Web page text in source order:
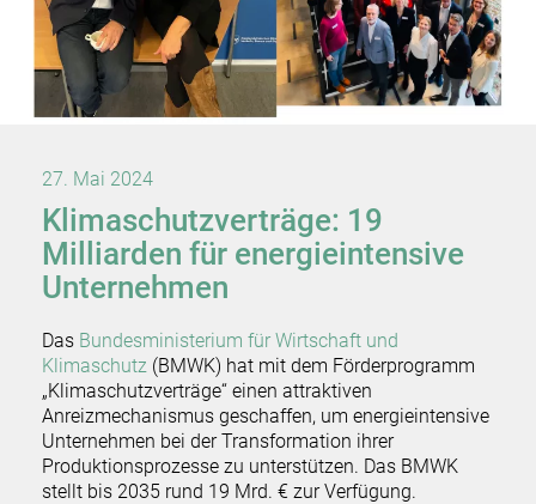
27. Mai 2024
Klimaschutzverträge: 19
Milliarden für energieintensive
Unternehmen
Das Bundesministerium für Wirtschaft und
Klimaschutz (BMWK) hat mit dem Förderprogramm
„Klimaschutzverträge“ einen attraktiven
Anreizmechanismus geschaffen, um energieintensive
Unternehmen bei der Transformation ihrer
Produktionsprozesse zu unterstützen. Das BMWK
stellt bis 2035 rund 19 Mrd. € zur Verfügung.